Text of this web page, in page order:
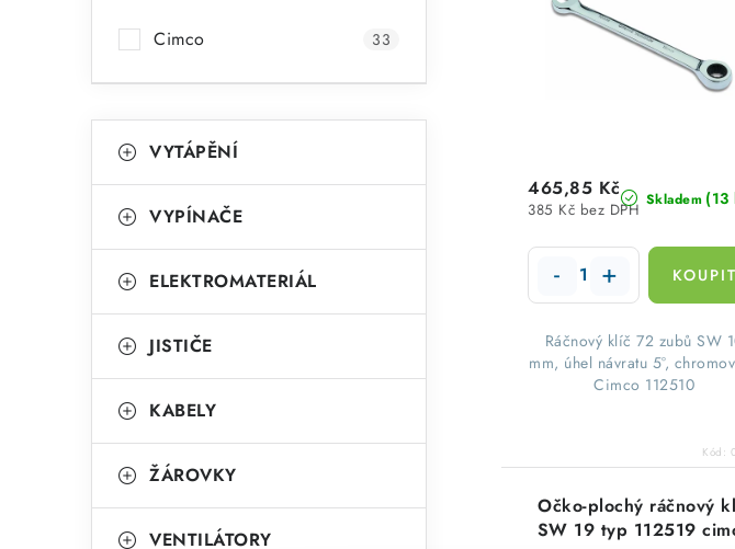
Cimco 33
kategorie
a
e
o
i
VYTÁPĚNÍ
VYPÍNAČE
ELEKTROMATERIÁL
JISTIČE
KABELY
ŽÁROVKY
VENTILÁTORY
p
u
k
t
ů
Skladem (13
385 Kč bez DPH
465,85 Kč
Ráčnový klíč 72 zubů SW
mm, úhel návratu 5°,
Cimco 112510
Kód:
Očko-plochý ráčnový
SW 19 typ 112519